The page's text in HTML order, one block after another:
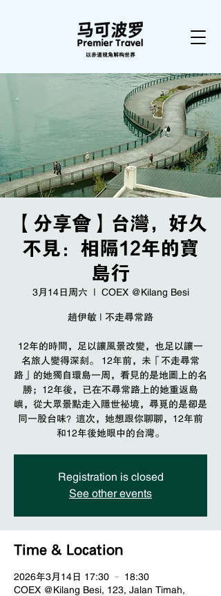
以赤道视角解构世界
【分享會】台灣，好久
不見：相隔12年的寶
島行
3月14日周六
  |
COEX @Kilang Besi
趙伊敏 | 不走尋常路
12年的時間，足以讓風景改變，也足以讓一
名旅人變得深刻。 12年前，未「不走尋常
路」的她獨自環島一周，看見的是地圖上的名
勝；12年後，已在不尋常路上的她重返島
嶼，從大眾景點走入隱世祕境，尋覓的是卻是
同一股台味？這次，她想跟你聊聊，12年前
Registration is closed
See other events
Time & Location
2026年3月14日 17:30 – 18:30
COEX @Kilang Besi, 123, Jalan Timah,